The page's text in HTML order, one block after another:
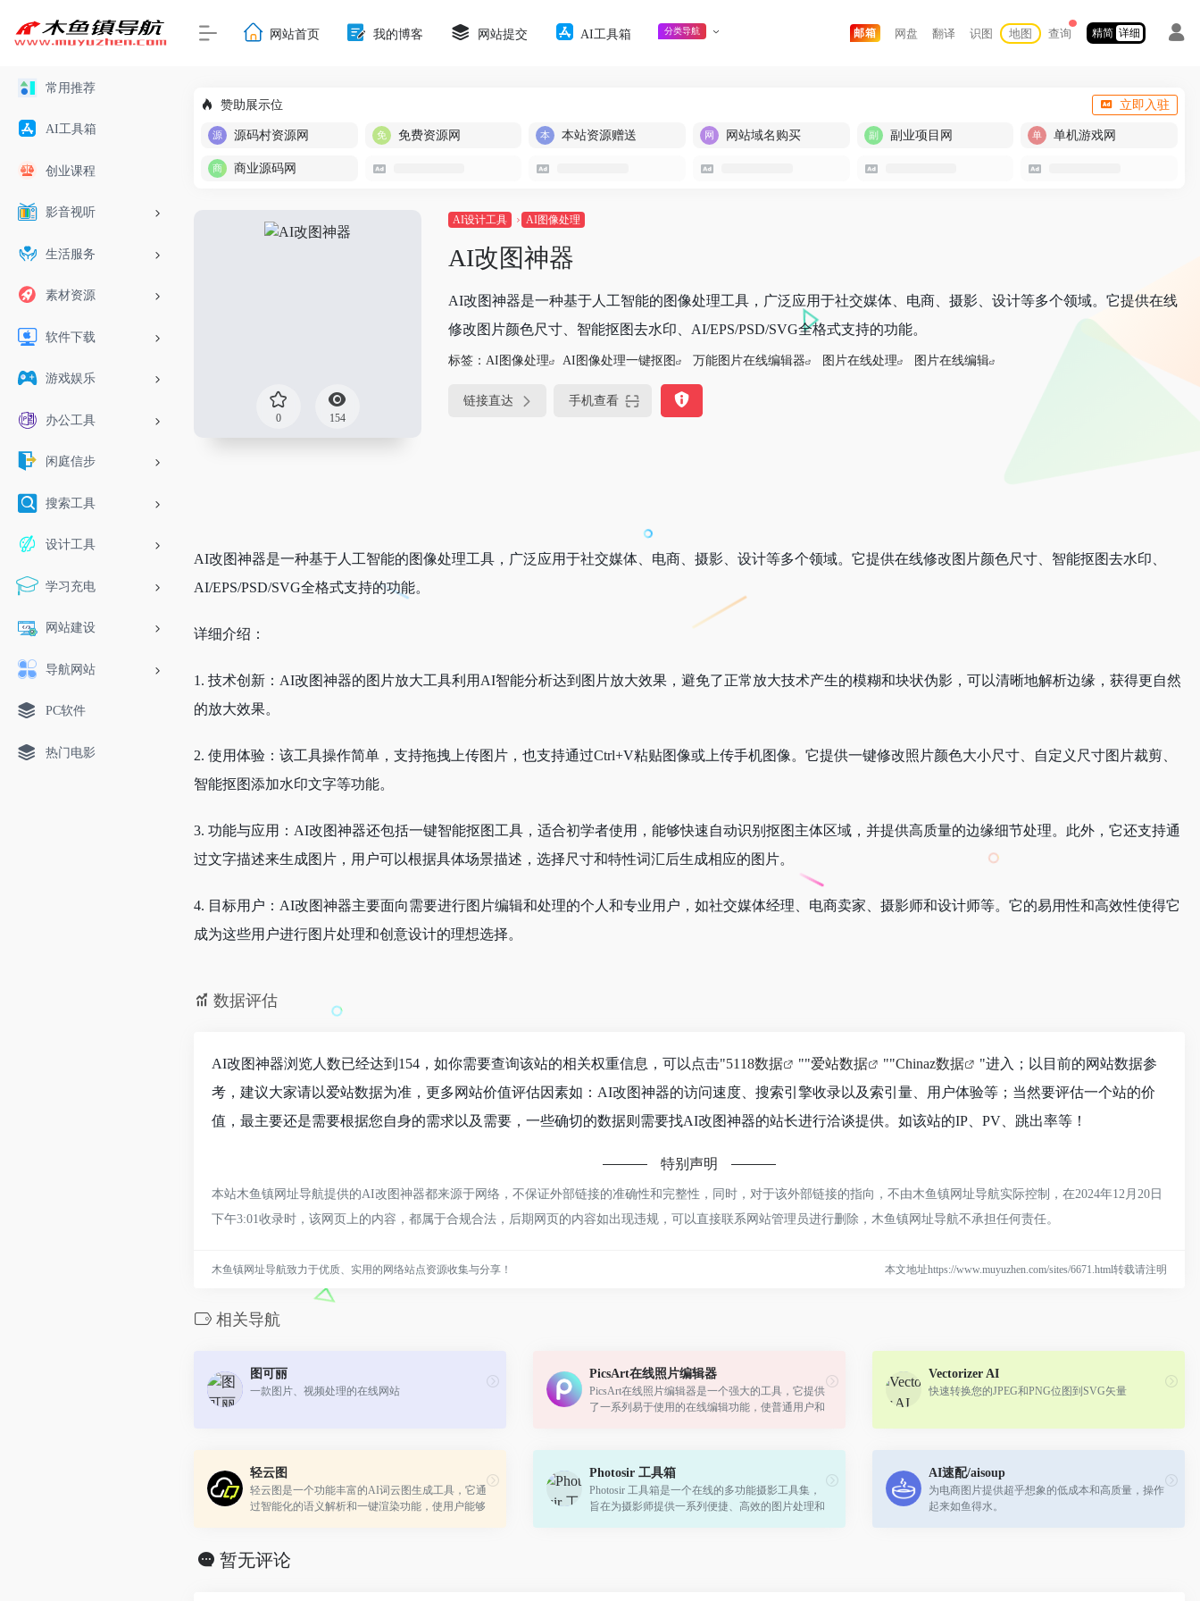
常用推荐
AI工具箱
创业课程
影音视听
生活服务
素材资源
软件下载
游戏娱乐
办公工具
闲庭信步
搜索工具
设计工具
学习充电
网站建设
导航网站
PC软件
热门电影
网站首页 我的博客 网站提交 AI工具箱 分类导航 邮箱 网盘 翻译 识图 地图 查询 精简 详细
赞助展示位 立即入驻
源码村资源网 免费资源网 本站资源赠送 网站域名购买 副业项目网 单机游戏网
商业源码网
0 154
AI设计工具 AI图像处理
AI改图神器
AI改图神器是一种基于人工智能的图像处理工具，广泛应用于社交媒体、电商、摄影、设计等多个领域。它提供在线
修改图片颜色尺寸、智能抠图去水印、AI/EPS/PSD/SVG全格式支持的功能。
标签： AI图像处理 AI图像处理一键抠图 万能图片在线编辑器 图片在线处理 图片在线编辑
链接直达 手机查看
AI改图神器是一种基于人工智能的图像处理工具，广泛应用于社交媒体、电商、摄影、设计等多个领域。它提供在线修改图片颜色尺寸、智能抠图去水印、
AI/EPS/PSD/SVG全格式支持的功能。
详细介绍：
1. 技术创新：AI改图神器的图片放大工具利用AI智能分析达到图片放大效果，避免了正常放大技术产生的模糊和块状伪影，可以清晰地解析边缘，获得更自然
的放大效果。
2. 使用体验：该工具操作简单，支持拖拽上传图片，也支持通过Ctrl+V粘贴图像或上传手机图像。它提供一键修改照片颜色大小尺寸、自定义尺寸图片裁剪、
智能抠图添加水印文字等功能。
3. 功能与应用：AI改图神器还包括一键智能抠图工具，适合初学者使用，能够快速自动识别抠图主体区域，并提供高质量的边缘细节处理。此外，它还支持通
过文字描述来生成图片，用户可以根据具体场景描述，选择尺寸和特性词汇后生成相应的图片。
4. 目标用户：AI改图神器主要面向需要进行图片编辑和处理的个人和专业用户，如社交媒体经理、电商卖家、摄影师和设计师等。它的易用性和高效性使得它
成为这些用户进行图片处理和创意设计的理想选择。
数据评估
AI改图神器浏览人数已经达到154，如你需要查询该站的相关权重信息，可以点击"5118数据 ""爱站数据 ""Chinaz数据
"进入；以目前的网站数据参
考，建议大家请以爱站数据为准，更多网站价值评估因素如：AI改图神器的访问速度、搜索引擎收录以及索引量、用户体验等；当然要评估一个站的价
值，最主要还是需要根据您自身的需求以及需要，一些确切的数据则需要找AI改图神器的站长进行洽谈提供。如该站的IP、PV、跳出率等！
特别声明
本站木鱼镇网址导航提供的AI改图神器都来源于网络，不保证外部链接的准确性和完整性，同时，对于该外部链接的指向，不由木鱼镇网址导航实际控制，在2024年12月20日
下午3:01收录时，该网页上的内容，都属于合规合法，后期网页的内容如出现违规，可以直接联系网站管理员进行删除，木鱼镇网址导航不承担任何责任。
木鱼镇网址导航致力于优质、实用的网络站点资源收集与分享！ 本文地址https://www.muyuzhen.com/sites/6671.html转载请注明
相关导航
图可丽
一款图片、视频处理的在线网站
PicsArt在线照片编辑器
PicsArt在线照片编辑器是一个强大的工具，它提供
了一系列易于使用的在线编辑功能，使普通用户和
Vectorizer AI
快速转换您的JPEG和PNG位图到SVG矢量
轻云图
轻云图是一个功能丰富的AI词云图生成工具，它通
过智能化的语义解析和一键渲染功能，使用户能够
Photosir 工具箱
Photosir 工具箱是一个在线的多功能摄影工具集，
旨在为摄影师提供一系列便捷、高效的图片处理和
AI速配/aisoup
为电商图片提供超乎想象的低成本和高质量，操作
起来如鱼得水。
暂无评论